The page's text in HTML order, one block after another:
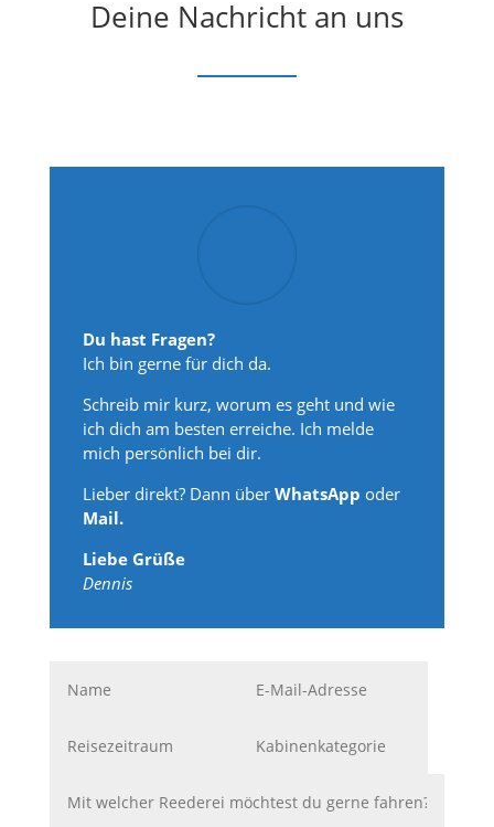
Deine Nachricht an uns
Du hast Fragen?
Ich bin gerne für dich da.
Schreib mir kurz, worum es geht und wie
ich dich am besten erreiche. Ich melde
mich persönlich bei dir.
Lieber direkt? Dann überWhatsApp oder
Mail.
Liebe Grüße
Dennis